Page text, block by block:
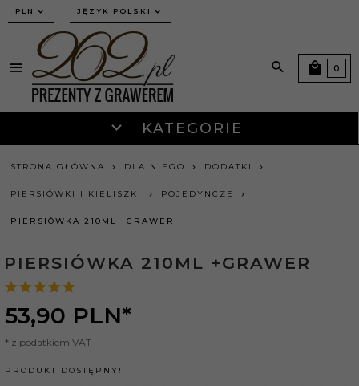
currency_h
PLN JĘZYK POLSKI
KATEGORIE
0
STRONA GŁÓWNA DLA NIEGO DODATKI
PIERSIÓWKI I KIELISZKI POJEDYNCZE
PIERSIÓWKA 210ML +GRAWER
PIERSIÓWKA 210ML +GRAWER
53,90 PLN*
* z podatkiem VAT
PRODUKT DOSTĘPNY!